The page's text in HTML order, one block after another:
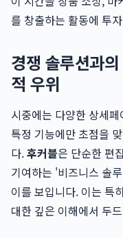
를 창출하는 활동에 투
경쟁 솔루션과
적 우위
시중에는 다양한 상세
특정 기능에만 초점을
다.후커블은 단순한 편
기여하는 '비즈니스 솔
이를 보입니다. 이는 특
대한 깊은 이해에서 두